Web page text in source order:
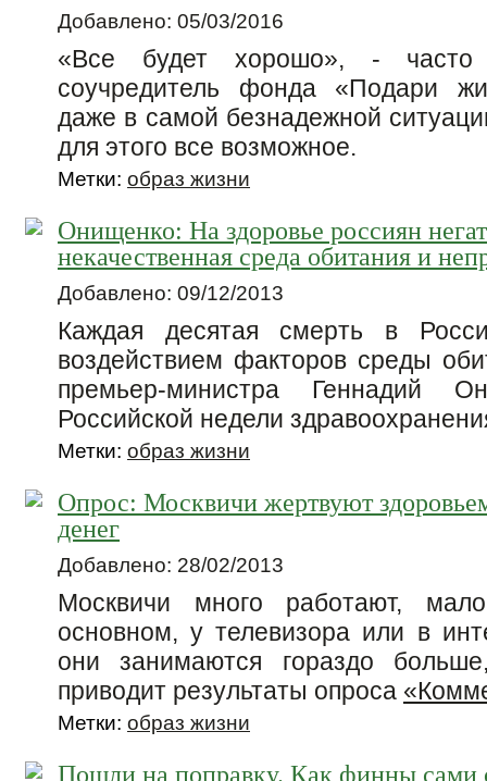
Добавлено: 05/03/2016
«Все будет хорошо», - часто
соучредитель фонда «Подари
даже в самой безнадежной
для этого все возможное.
Метки: образ жизни
Онищенко: На здоровье россиян
некачественная среда обитания и
Добавлено: 09/12/2013
Каждая десятая смерть в
воздействием факторов среды
премьер-министра Геннадий
Российской недели
Метки: образ жизни
Опрос: Москвичи жертвуют
денег
Добавлено: 28/02/2013
Москвичи много работают,
основном, у телевизора или в
они занимаются гораздо
приводит результаты опроса
Метки: образ жизни
Пошли на поправку. Как финны сами